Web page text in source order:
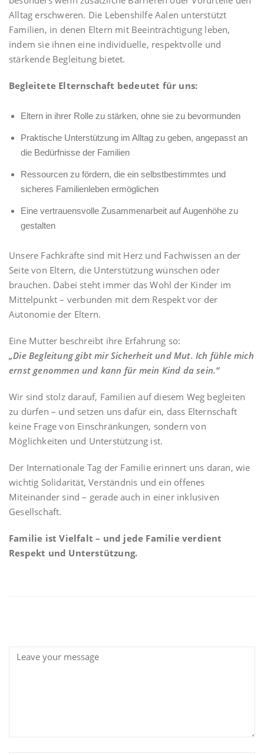
Alltag erschweren. Die Lebenshilfe Aalen unterstützt
Familien, in denen Eltern mit Beeinträchtigung leben,
indem sie ihnen eine individuelle, respektvolle und
stärkende Begleitung bietet.
Begleitete Elternschaft bedeutet für uns:
Eltern in ihrer Rolle zu stärken, ohne sie zu bevormunden
Praktische Unterstützung im Alltag zu geben, angepasst an
die Bedürfnisse der Familien
Ressourcen zu fördern, die ein selbstbestimmtes und
sicheres Familienleben ermöglichen
Eine vertrauensvolle Zusammenarbeit auf Augenhöhe zu
gestalten
Unsere Fachkräfte sind mit Herz und Fachwissen an der
Seite von Eltern, die Unterstützung wünschen oder
brauchen. Dabei steht immer das Wohl der Kinder im
Mittelpunkt – verbunden mit dem Respekt vor der
Autonomie der Eltern.
Eine Mutter beschreibt ihre Erfahrung so:
„Die Begleitung gibt mir Sicherheit und Mut. Ich fühle mich
ernst genommen und kann für mein Kind da sein.“
Wir sind stolz darauf, Familien auf diesem Weg begleiten
zu dürfen – und setzen uns dafür ein, dass Elternschaft
keine Frage von Einschränkungen, sondern von
Möglichkeiten und Unterstützung ist.
Der Internationale Tag der Familie erinnert uns daran, wie
wichtig Solidarität, Verständnis und ein offenes
Miteinander sind – gerade auch in einer inklusiven
Gesellschaft.
Familie ist Vielfalt – und jede Familie verdient
Respekt und Unterstützung.